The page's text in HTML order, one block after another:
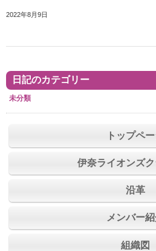
2022年8月9日
日記のカテゴリー
未分類
トップペ
伊奈ライオンズ
沿革
メンバー
組織図